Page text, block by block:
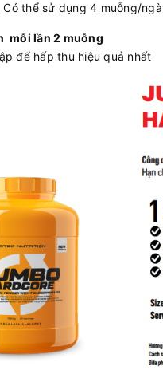
thể sử dụng 4 muỗng/
mỗi lần 2 muỗng
để hấp thu hiệu quả nhất